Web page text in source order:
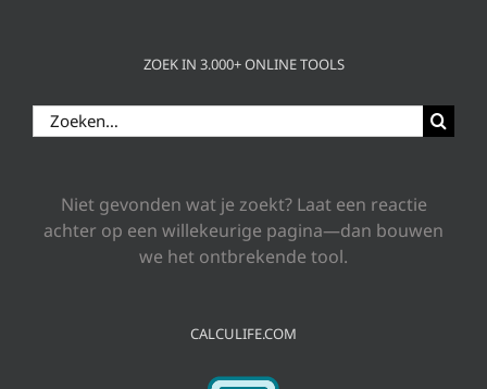
ZOEK IN 3.000+ ONLINE TOOLS
Zoeken
naar:
Niet gevonden wat je zoekt? Laat een reactie
achter op een willekeurige pagina—dan bouwen
we het ontbrekende tool.
CALCULIFE.COM